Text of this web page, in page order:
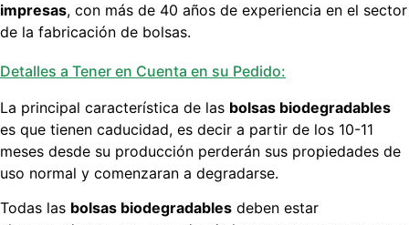
impresas, con más de 40 años de experiencia en el sector
de la fabricación de bolsas.
Detalles a Tener en Cuenta en su Pedido:
La principal característica de las bolsas biodegradables
es que tienen caducidad, es decir a partir de los 10-11
meses desde su producción perderán sus propiedades de
uso normal y comenzaran a degradarse.
Todas las bolsas biodegradables deben estar